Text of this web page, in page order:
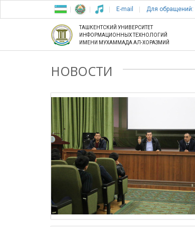
E-mail Для обращений:
ТАШКЕНТСКИЙ УНИВЕРСИТЕТ
ИНФОРМАЦИОННЫХ ТЕХНОЛОГИЙ
ИМЕНИ МУХАММАДА АЛ-ХОРАЗМИЙ
НОВОСТИ